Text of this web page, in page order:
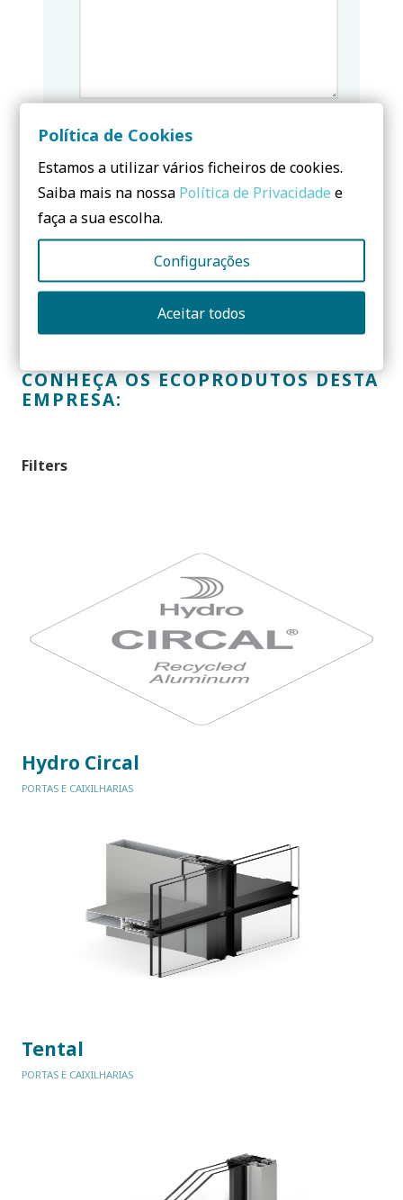
CONHEÇA OS ECOPRODUTOS DESTA
EMPRESA:
Filters
Hydro Circal
PORTAS E CAIXILHARIAS
Tental
PORTAS E CAIXILHARIAS
Política de Cookies
Estamos a utilizar vários ficheiros de cookies.
Saiba mais na nossa Política de Privacidade e
faça a sua escolha.
Configurações
Aceitar todos